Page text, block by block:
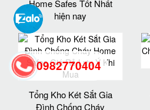
Home Safes Tốt Nhất
hiện nay
Tổng Kho Két Sắt Gia
Đình Chống Cháy
0982770404